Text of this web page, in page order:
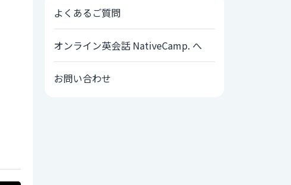
よくあるご質問
オンライン英会話 NativeCamp. へ
お問い合わせ